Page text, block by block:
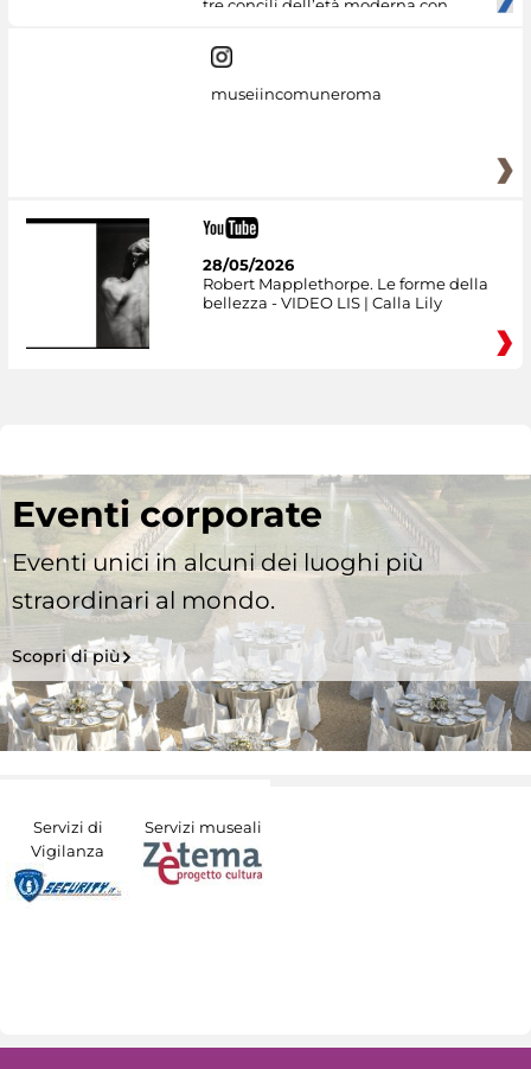
tre concili dell’età moderna con
museiincomuneroma
28/05/2026
Robert Mapplethorpe. Le forme della
bellezza - VIDEO LIS | Calla Lily
Eventi corporate
Eventi unici in alcuni dei luoghi più
straordinari al mondo.
Scopri di più
Servizi di
Vigilanza
Servizi museali